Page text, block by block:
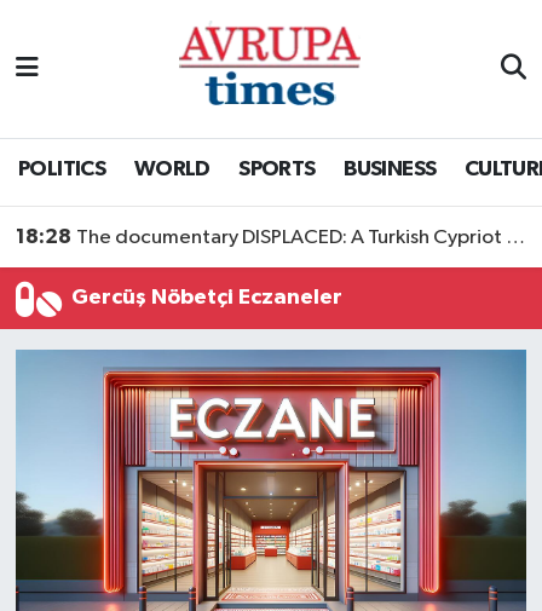
POLITICS WORLD SPORTS BUSINESS
18:28 The documentary DISPLACED: A Turkish Cypriot Story is now available to watch
Gercüş Nöbetçi Eczaneler
Nöbetçi Eczaneler
Tüm Manşetler
Son Dakika Haberleri
Haber Arşivi